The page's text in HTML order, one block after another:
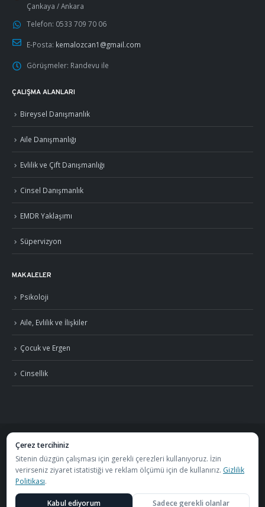
Çankaya / Ankara
Telefon: 0533 709 70 06
E-Posta: kemalozcan1@gmail.com
Görüşmeler: Randevu ile
ÇALIŞMA ALANLARI
Bireysel Danışmanlık
Aile Danışmanlığı
Evlilik ve Çift Danışmanlığı
Cinsel Danışmanlık
EMDR Yaklaşımı
Süpervizyon
MAKALELER
Psikoloji
Aile, Evlilik ve İlişkiler
Çocuk ve Ergen
Cinsellik
©2026
S.S.S.
Çerez tercihiniz
Sitenin düzgün çalışması için gerekli çerezleri kullanıyoruz. İzin
verirseniz ziyaret istatistiği ve reklam ölçümü için de kullanırız. Gizlilik
Politikası.
Kabul ediyorum Sadece gerekli olanlar